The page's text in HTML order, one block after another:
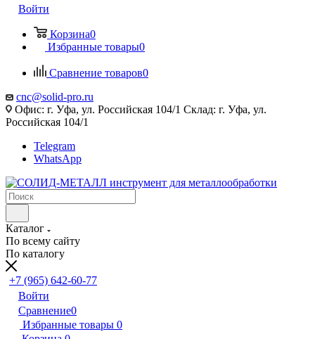
Войти
Корзина0
Избранные товары0
Сравнение товаров0
cnc@solid-pro.ru
Офис: г. Уфа, ул. Российская 104/1 Склад: г. Уфа, ул.
Российская 104/1
Telegram
WhatsApp
Каталог
По всему сайту
По каталогу
+7 (965) 642-60-77
Войти
Сравнение0
Избранные товары 0